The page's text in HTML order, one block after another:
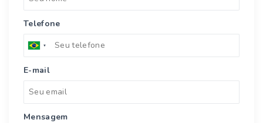
Telefone
E-mail
Mensagem